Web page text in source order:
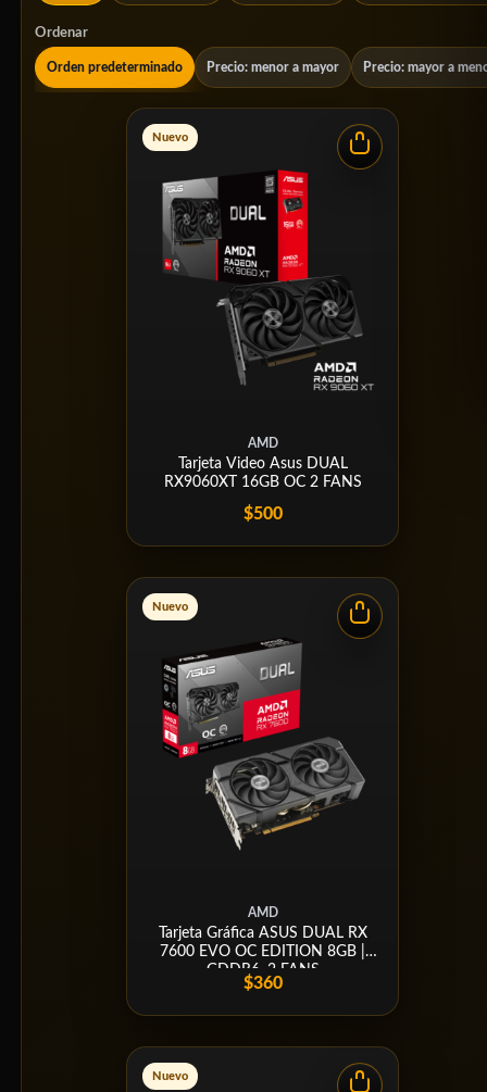
Ordenar
Orden predeterminado Precio: menor a mayor Precio: mayor a
Nuevo
AMD
Tarjeta Video Asus DUAL
RX9060XT 16GB OC 2 FANS
$500
Nuevo
AMD
Tarjeta Gráfica ASUS DUAL RX
7600 EVO OC EDITION 8GB |
GDDR6, 2 FANS
$360
Nuevo